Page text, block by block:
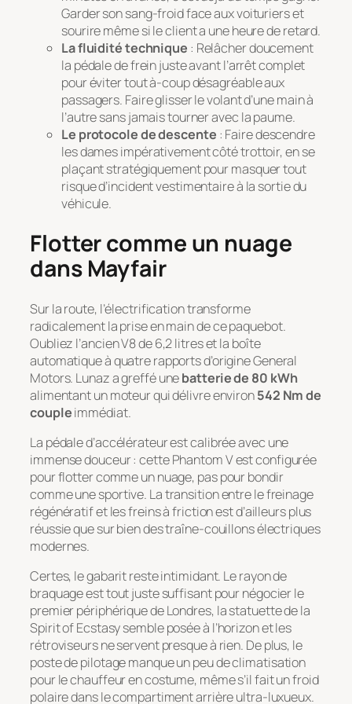
Garder son sang-froid face aux voituriers et
sourire même si le client a une heure de retard.
La fluidité technique : Relâcher doucement
la pédale de frein juste avant l’arrêt complet
pour éviter tout à-coup désagréable aux
passagers. Faire glisser le volant d’une main à
l’autre sans jamais tourner avec la paume.
Le protocole de descente : Faire descendre
les dames impérativement côté trottoir, en se
plaçant stratégiquement pour masquer tout
risque d’incident vestimentaire à la sortie du
véhicule.
Flotter comme un nuage
dans Mayfair
Sur la route, l’électrification transforme
radicalement la prise en main de ce paquebot.
Oubliez l’ancien V8 de 6,2 litres et la boîte
automatique à quatre rapports d’origine General
Motors. Lunaz a greffé unebatterie de 80 kWh
alimentant un moteur qui délivre environ542 Nm de
coupleimmédiat.
La pédale d’accélérateur est calibrée avec une
immense douceur : cette Phantom V est configurée
pour flotter comme un nuage, pas pour bondir
comme une sportive. La transition entre le freinage
régénératif et les freins à friction est d’ailleurs plus
réussie que sur bien des traîne-couillons électriques
modernes.
Certes, le gabarit reste intimidant. Le rayon de
braquage est tout juste suffisant pour négocier le
premier périphérique de Londres, la statuette de la
Spirit of Ecstasysemble posée à l’horizon et les
rétroviseurs ne servent presque à rien. De plus, le
poste de pilotage manque un peu de climatisation
pour le chauffeur en costume, même s’il fait un froid
polaire dans le compartiment arrière ultra-luxueux.